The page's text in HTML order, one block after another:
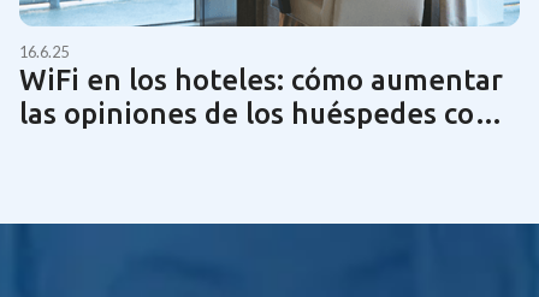
16.6.25
WiFi en los hoteles: cómo aumentar
las opiniones de los huéspedes con